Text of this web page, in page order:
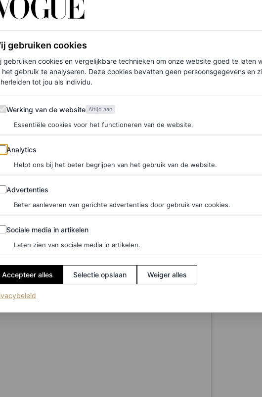
weekendspecials, zoals de hartige croissant
tonkaboon panna cotta.
gebruiken cookies
gebruiken cookies en vergelijkbare technieken om onze website goed te laten
het gebruik te analyseren. Deze cookies bevatten geen persoonsgegevens en
tot jou als individu.
van de website
Werking van de website Altijd aan
Essentiële cookies voor het functioneren van de website.
Analytics
Helpt ons bij het beter begrijpen van het gebruik van de website.
Advertenties
Beter aanleveren van gerichte advertenties door gebruik van cookies.
media in artikelen
Sociale media in artikelen
Laten zien van sociale media in artikelen.
Accepteer alles Selectie opslaan Weiger alles